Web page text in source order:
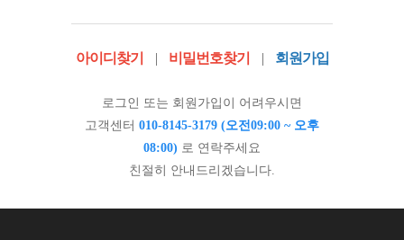
아이디찾기 | 비밀번호찾기 | 회원가입
로그인 또는 회원가입이 어려우시면
고객센터 010-8145-3179 (오전09:00 ~ 오후
08:00) 로 연락주세요
친절히 안내드리겠습니다.